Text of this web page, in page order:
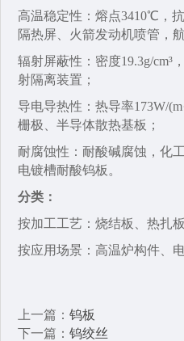
高温稳定性：熔点3410℃，
隔热屏、火箭发动机喷管，
辐射屏蔽性：密度19.3g/cm³
射隔离装置；
导电导热性‌：热导率173W/
栅极、半导体散热基板；
耐腐蚀性‌：耐酸碱腐蚀，化
电镀槽耐酸钨板。
分类：
按加工工艺‌：烧结板、热扎
按应用场景‌：高温炉构件、
上一篇： 钨板
下一篇： 钨绞丝